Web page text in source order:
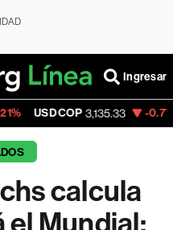
Ingresar
-0.77% Tesla 329.38
calcula